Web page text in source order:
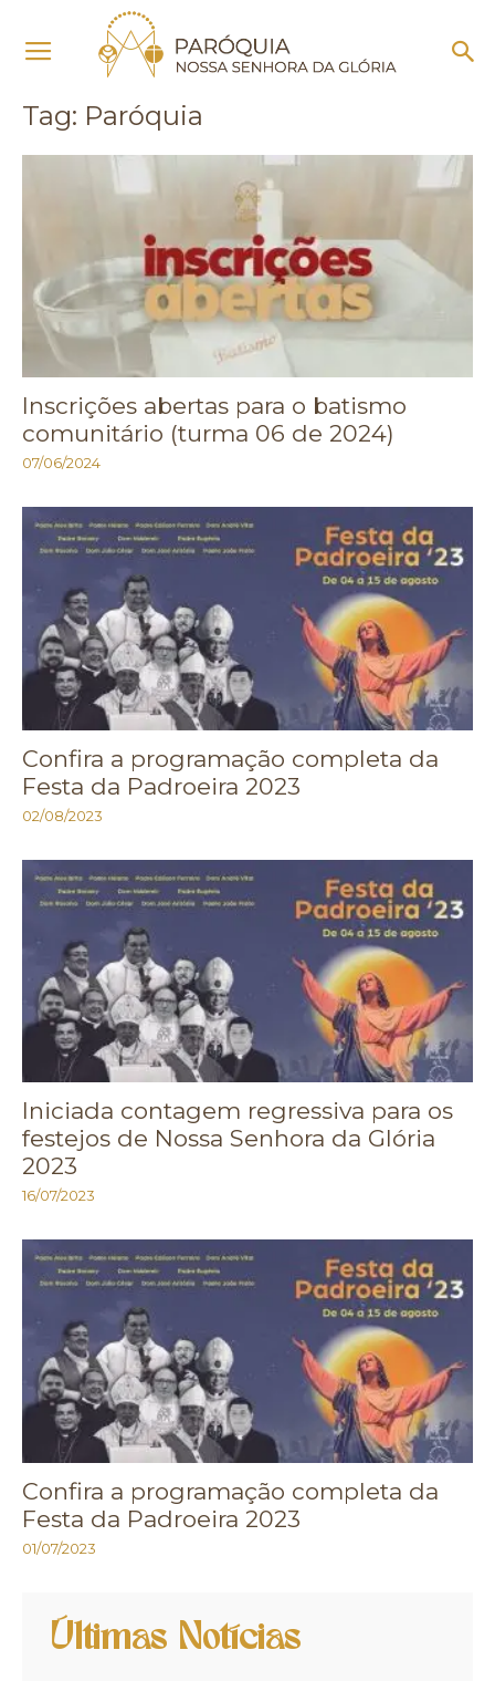
Paróquia
Tag: Paróquia
Inscrições abertas para o batismo
comunitário (turma 06 de 2024)
07/06/2024
Confira a programação completa da
Festa da Padroeira 2023
02/08/2023
Iniciada contagem regressiva para os
festejos de Nossa Senhora da Glória
2023
16/07/2023
Confira a programação completa da
Festa da Padroeira 2023
01/07/2023
Últimas Notícias